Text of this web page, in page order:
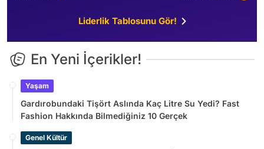
Liderlik Tablosunu Gör!
En Yeni İçerikler!
Yaşam
Gardırobundaki Tişört Aslında Kaç Litre Su Yedi? Fast
Fashion Hakkında Bilmediğiniz 10 Gerçek
Genel Kültür